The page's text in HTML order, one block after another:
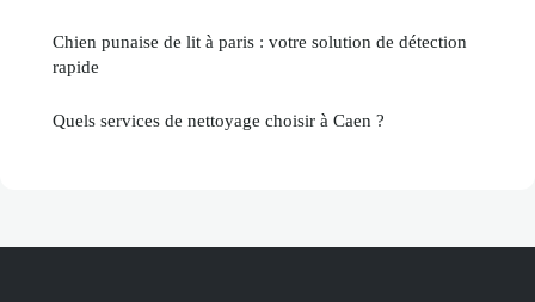
Chien punaise de lit à paris : votre solution de détection
rapide
Quels services de nettoyage choisir à Caen ?